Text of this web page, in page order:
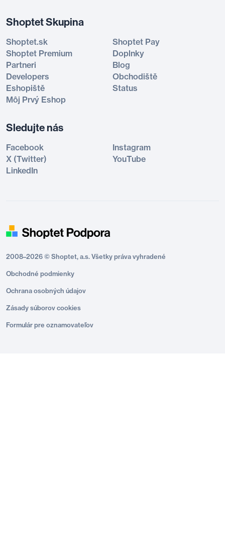
Shoptet Skupina
Shoptet.sk
Shoptet Pay
Shoptet Premium
Doplnky
Partneri
Blog
Developers
Obchodiště
Eshopiště
Status
Môj Prvý Eshop
Sledujte nás
Facebook
Instagram
X (Twitter)
YouTube
LinkedIn
2008–2026 © Shoptet, a.s. Všetky práva vyhradené
Obchodné podmienky
Ochrana osobných údajov
Zásady súborov cookies
Formulár pre oznamovateľov